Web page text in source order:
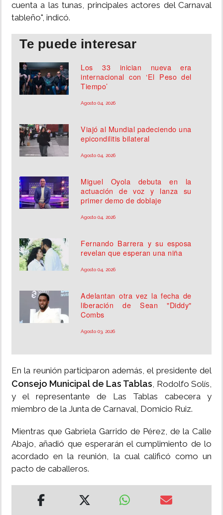
cuenta a las tunas, principales actores del Carnaval
tableño", indicó.
Te puede interesar
Los 33 inician nueva era
internacional con ‘El Peso del
Tiempo’
Agosto 04, 2026
Viajó al Mundial padeciendo una
epicondilitis bilateral
Agosto 04, 2026
Miguel Oyola debuta en la
actuación de voz y lanza su
primer demo de doblaje
Agosto 04, 2026
Fernando Barrera y su esposa
revelan que esperan una niña
Agosto 04, 2026
Adelantan otra vez la fecha de
liberación de Sean "Diddy"
Combs
Agosto 03, 2026
En la reunión participaron además, el presidente del
Consejo Municipal de Las Tablas, Rodolfo Solís,
y el representante de Las Tablas cabecera y
miembro de la Junta de Carnaval, Domicio Ruiz.
Mientras que Gabriela Garrido de Pérez, de la Calle
Abajo, añadió que esperarán el cumplimiento de lo
acordado en la reunión, la cual calificó como un
pacto de caballeros.